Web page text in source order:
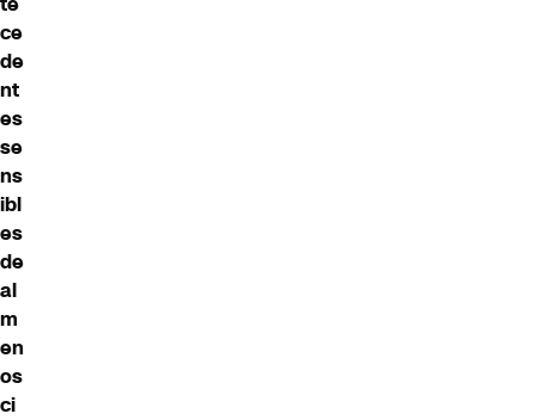
ce
de
nt
es
se
ns
ibl
es
de
al
m
en
os
ci